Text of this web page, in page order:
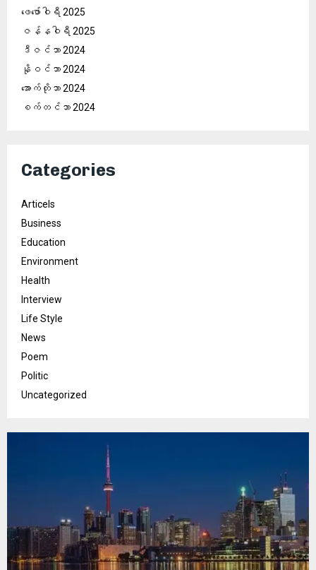
ဖေ‌ဖော်ဝါရီ 2025
ဇန်နဝါရီ 2025
ဒီဇင်ဘာ 2024
နိုဝင်ဘာ 2024
အောက်တိုဘာ 2024
စက်တင်ဘာ 2024
Categories
Articels
Business
Education
Environment
Health
Interview
Life Style
News
Poem
Politic
Uncategorized